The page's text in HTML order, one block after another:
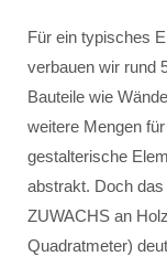
Für ein typisches
verbauen wir rund
Bauteile wie
weitere Mengen
gestalterische
abstrakt. Doch
ZUWACHS an
Quadratmeter)